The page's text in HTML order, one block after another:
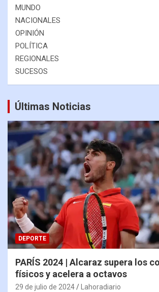
MUNDO
NACIONALES
OPINIÓN
POLÍTICA
REGIONALES
SUCESOS
Últimas Noticias
DEPORTE
PARÍS 2024 | Alcaraz supera los
físicos y acelera a octavos
29 de julio de 2024 Lahoradiario